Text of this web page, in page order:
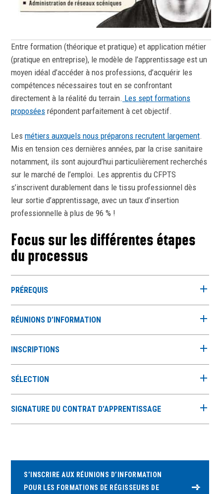
Entre formation (théorique et pratique) et application métier
(pratique en entreprise), le modèle de l’apprentissage est un
moyen idéal d’accéder à nos professions, d’acquérir les
compétences nécessaires tout en se confrontant
directement à la réalité du terrain. Les sept formations
proposées répondent parfaitement à cet objectif.
Les métiers auxquels nous préparons recrutent largement.
Mis en tension ces dernières années, par la crise sanitaire
notamment, ils sont aujourd’hui particulièrement recherchés
sur le marché de l’emploi. Les apprentis du CFPTS
s’inscrivent durablement dans le tissu professionnel dès
leur sortie d’apprentissage, avec un taux d’insertion
professionnelle à plus de 96 % !
Focus sur les différentes étapes
du processus
PRÉREQUIS
RÉUNIONS D’INFORMATION
INSCRIPTIONS
SÉLECTION
SIGNATURE DU CONTRAT D’APPRENTISSAGE
S’INSCRIRE AUX RÉUNIONS D’INFORMATION
POUR LES FORMATIONS DE RÉGISSEURS DE